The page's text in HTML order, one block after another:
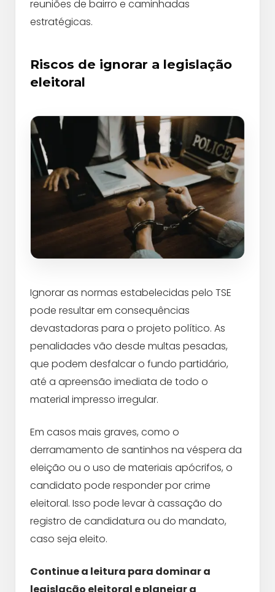
reuniões de bairro e caminhadas
estratégicas.
Riscos de ignorar a legislação
eleitoral
Ignorar as normas estabelecidas pelo TSE
pode resultar em consequências
devastadoras para o projeto político. As
penalidades vão desde multas pesadas,
que podem desfalcar o fundo partidário,
até a apreensão imediata de todo o
material impresso irregular.
Em casos mais graves, como o
derramamento de santinhos na véspera da
eleição ou o uso de materiais apócrifos, o
candidato pode responder por crime
eleitoral. Isso pode levar à cassação do
registro de candidatura ou do mandato,
caso seja eleito.
Continue a leitura para dominar a